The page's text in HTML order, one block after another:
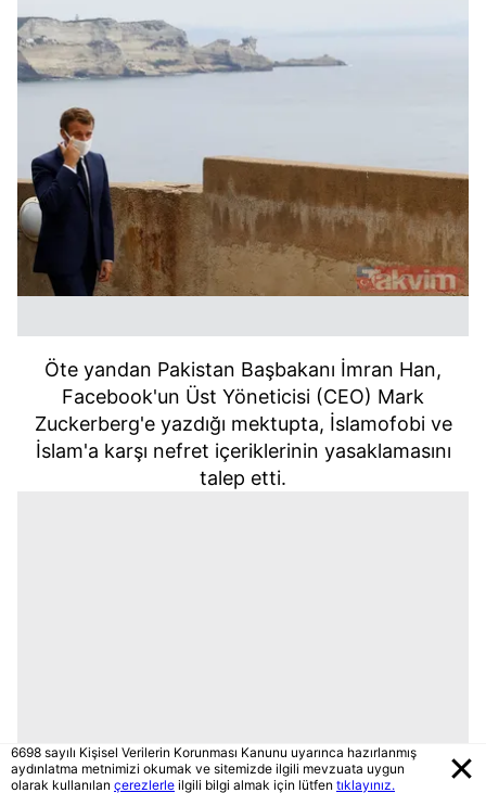
Öte yandan Pakistan Başbakanı İmran Han,
Facebook'un Üst Yöneticisi (CEO) Mark
Zuckerberg'e yazdığı mektupta, İslamofobi ve
İslam'a karşı nefret içeriklerinin yasaklamasını
talep etti.
6698 sayılı Kişisel Verilerin Korunması Kanunu uyarınca hazırlanmış
aydınlatma metnimizi okumak ve sitemizde ilgili mevzuata uygun
olarak kullanılan çerezlerle ilgili bilgi almak için lütfen tıklayınız.